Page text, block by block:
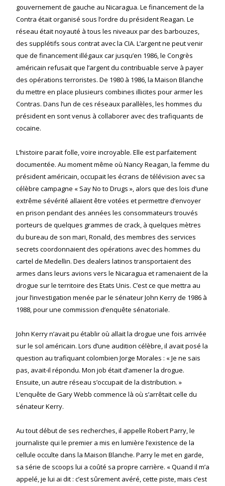
gouvernement de gauche au Nicaragua. Le financement de la
Contra était organisé sous l’ordre du président Reagan. Le
réseau était noyauté à tous les niveaux par des barbouzes,
des supplétifs sous contrat avec la CIA. L’argent ne peut venir
que de financement illégaux car jusqu’en 1986, le Congrès
américain refusait que l’argent du contribuable serve à payer
des opérations terroristes. De 1980 à 1986, la Maison Blanche
du mettre en place plusieurs combines illicites pour armer les
Contras. Dans l’un de ces réseaux parallèles, les hommes du
président en sont venus à collaborer avec des trafiquants de
cocaïne.
L’histoire parait folle, voire incroyable. Elle est parfaitement
documentée. Au moment même où Nancy Reagan, la femme du
président américain, occupait les écrans de télévision avec sa
célèbre campagne « Say No to Drugs », alors que des lois d’une
extrême sévérité allaient être votées et permettre d’envoyer
en prison pendant des années les consommateurs trouvés
porteurs de quelques grammes de crack, à quelques mètres
du bureau de son mari, Ronald, des membres des services
secrets coordonnaient des opérations avec des hommes du
cartel de Medellin. Des dealers latinos transportaient des
armes dans leurs avions vers le Nicaragua et ramenaient de la
drogue sur le territoire des Etats Unis. C’est ce que mettra au
jour l’investigation menée par le sénateur John Kerry de 1986 à
1988, pour une commission d’enquête sénatoriale.
John Kerry n’avait pu établir où allait la drogue une fois arrivée
sur le sol américain. Lors d’une audition célèbre, il avait posé la
question au trafiquant colombien Jorge Morales : « Je ne sais
pas, avait-il répondu. Mon job était d’amener la drogue.
Ensuite, un autre réseau s’occupait de la distribution. »
L’enquête de Gary Webb commence là où s’arrêtait celle du
sénateur Kerry.
Au tout début de ses recherches, il appelle Robert Parry, le
journaliste qui le premier a mis en lumière l’existence de la
cellule occulte dans la Maison Blanche. Parry le met en garde,
sa série de scoops lui a coûté sa propre carrière. « Quand il m’a
appelé, je lui ai dit : c’est sûrement avéré, cette piste, mais c’est